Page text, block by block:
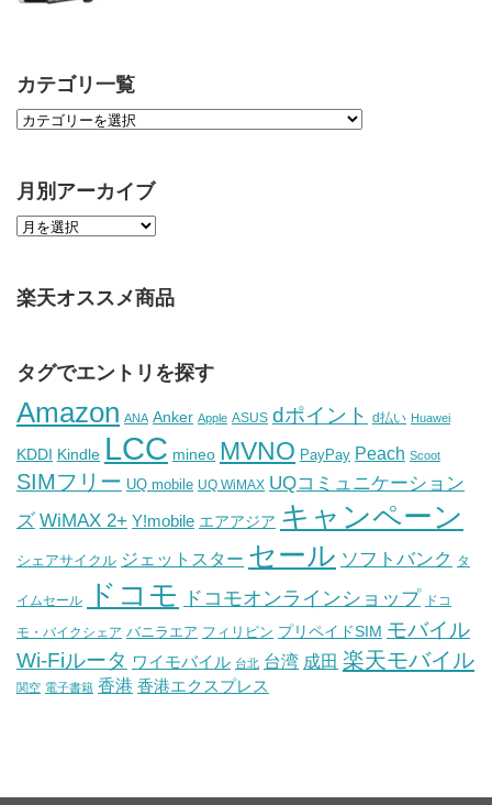
カテゴリ一覧
月別アーカイブ
楽天オススメ商品
タグでエントリを探す
Amazon ANA Anker Apple ASUS dポイント d払い Huawei
KDDI Kindle LCC mineo MVNO PayPay Peach Scoot
SIMフリー UQ mobile UQ WiMAX UQコミュニケーション
ズ WiMAX 2+ Y!mobile エアアジア キャンペーン
シェアサイクル ジェットスター セール ソフトバンク タ
イムセール ドコモ ドコモオンラインショップ ドコ
モ・バイクシェア バニラエア フィリピン プリペイドSIM モバイル
Wi-Fiルータ ワイモバイル 台北 台湾 成田 楽天モバイル
関空 電子書籍 香港 香港エクスプレス